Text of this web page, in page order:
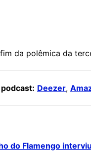
da polêmica da
Deezer,
do Flamengo